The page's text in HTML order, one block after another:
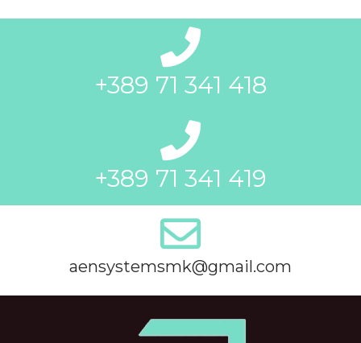
+389 71 341 418
+389 71 341 419
aensystemsmk@gmail.com